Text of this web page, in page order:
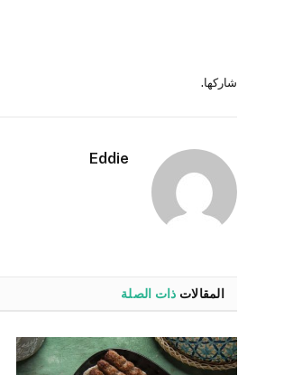
شاركها.
Eddie
المقالات ذات الصلة